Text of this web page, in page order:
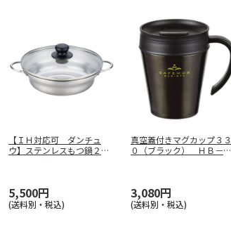
【ＩＨ対応可 ダンチュ
ウ】ステンレスもつ鍋２５
5,500円
(送料別・税込)
真空蓋付きマグカップ３３
０（ブラック） ＨＢ－３
3,080円
(送料別・税込)